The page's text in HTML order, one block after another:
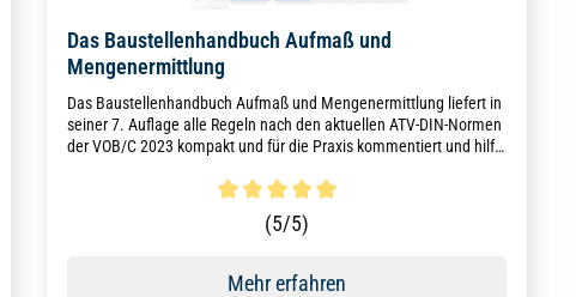
Das Baustellenhandbuch Aufmaß und
Mengenermittlung
Das Baustellenhandbuch Aufmaß und Mengenermittlung liefert in
seiner 7. Auflage alle Regeln nach den aktuellen ATV-DIN-Normen
der VOB/C 2023 kompakt und für die Praxis kommentiert und hilft
Durchschnittliche Bewertung von 5 von 5 Sternen
(5/5)
Mehr erfahren